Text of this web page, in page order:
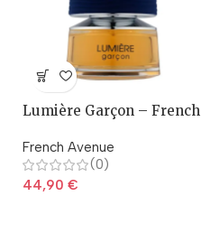
Lumière Garçon – French
French Avenue
(0)
44,90 €